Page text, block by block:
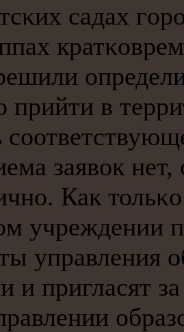
садах
прийти в
заявок
Как
учреждении
управления
и пригласят